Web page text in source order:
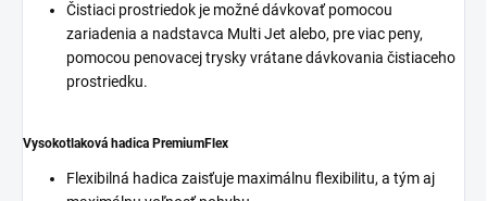
Čistiaci prostriedok je možné dávkovať pomocou
zariadenia a nadstavca Multi Jet alebo, pre viac peny,
pomocou penovacej trysky vrátane dávkovania čistiaceho
prostriedku.
Vysokotlaková hadica PremiumFlex
Flexibilná hadica zaisťuje maximálnu flexibilitu, a tým aj